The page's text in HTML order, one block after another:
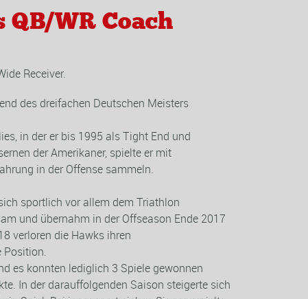
WR Coach
Receiver.
des dreifachen Deutschen Meisters
in der er bis 1995 alsTight End und
der Amerikaner, spielte er mit
in derOffense sammeln.
sportlich vor allem dem Triathlon
und übernahm in der Offseason Ende 2017
verloren die Hawks ihren
Position.
es konnten lediglich 3 Spiele gewonnen
In der darauffolgenden Saison steigerte sich